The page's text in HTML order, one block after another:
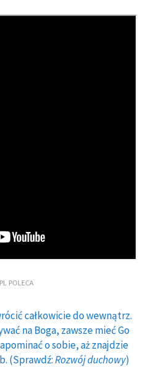
POLECA
całkowicie do wewnątrz.
na Boga, zawsze mieć Go
o sobie, aż znajdzie
(Sprawdź:Rozwój duchowy)